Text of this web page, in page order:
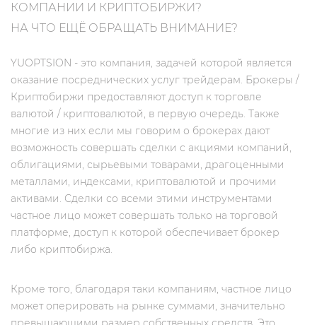
КОМПАНИИ И КРИПТОБИРЖИ?
НА ЧТО ЕЩЁ ОБРАЩАТЬ ВНИМАНИЕ?
YUOPTSION - это компания, задачей которой является
оказание посреднических услуг трейдерам. Брокеры /
Криптобиржи предоставляют доступ к торговле
валютой / криптовалютой, в первую очередь. Также
многие из них если мы говорим о брокерах дают
возможность совершать сделки с акциями компаний,
облигациями, сырьевыми товарами, драгоценными
металлами, индексами, криптовалютой и прочими
активами. Сделки со всеми этими инструментами
частное лицо может совершать только на торговой
платформе, доступ к которой обеспечивает брокер
либо криптобиржа.
Кроме того, благодаря таки компаниям, частное лицо
может оперировать на рынке суммами, значительно